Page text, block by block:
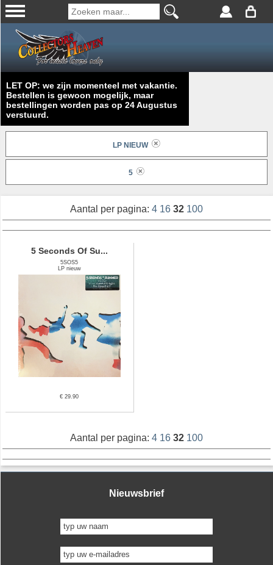
LET OP: we zijn momenteel met vakantie.
Bestellen is gewoon mogelijk, maar
bestellingen worden pas op 24 Augustus
verstuurd.
LP NIEUW
5
Aantal per pagina: 4 16 32 100
5 Seconds Of Su...
5SOS5
LP nieuw
€ 29.90
Aantal per pagina: 4 16 32 100
Nieuwsbrief